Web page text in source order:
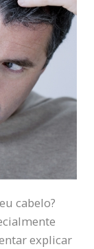
cabelo?
explicar